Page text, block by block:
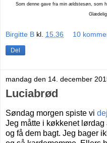
Som denne gave fra min ældstesøn, som
Birgitte B kl. 15.36 10
Del
mandag den 14. december
Luciabrød
Søndag morgen spiste vi
Jeg måtte i køkkenet
og få dem bagt. Jeg bager